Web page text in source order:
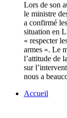
Lors de son
le ministre
a confirmé
situation en
« respecter
armes ». Le
l’attitude de
sur
nous a
Accueil